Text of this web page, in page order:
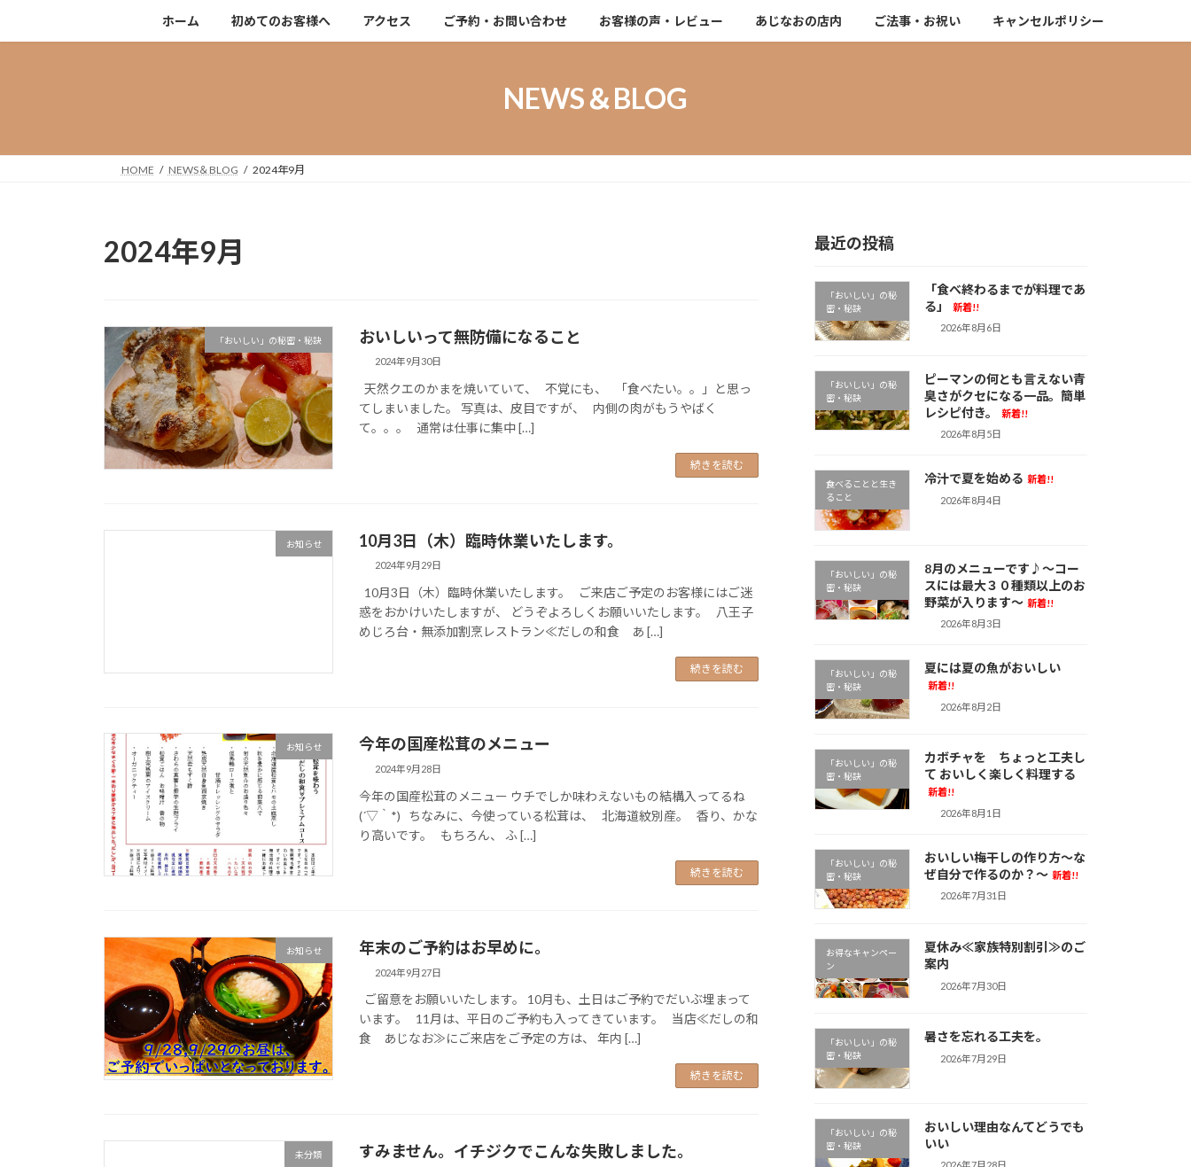
キ
に
ホーム 初めてのお客様へ アクセス ご予約・お問い合わせ お客様の声・レビュー あじなおの店内 ご法事・お祝い キャンセルポリシー
NEWS＆BLOG
HOME NEWS＆BLOG 2024年9月
2024年9月
「おいしい」の秘密・秘訣 おいしいって無防備になること
2024年9月30日
天然クエのかまを焼いていて、 不覚にも、 「食べたい。。」と思っ
てしまいました。 写真は、皮目ですが、 内側の肉がもうやばく
て。。。 通常は仕事に集中 […]
続きを読む
お知らせ 10月3日（木）臨時休業いたします。
2024年9月29日
10月3日（木）臨時休業いたします。 ご来店ご予定のお客様にはご迷
惑をおかけいたしますが、 どうぞよろしくお願いいたします。 八王子
めじろ台・無添加割烹レストラン≪だしの和食 あ […]
続きを読む
お知らせ 今年の国産松茸のメニュー
2024年9月28日
今年の国産松茸のメニュー ウチでしか味わえないもの結構入ってるね
(´▽｀*) ちなみに、今使っている松茸は、 北海道紋別産。 香り、かな
り高いです。 もちろん、 ふ […]
続きを読む
お知らせ 年末のご予約はお早めに。
2024年9月27日
ご留意をお願いいたします。 10月も、土日はご予約でだいぶ埋まって
います。 11月は、平日のご予約も入ってきています。 当店≪だしの和
食 あじなお≫にご来店をご予定の方は、 年内 […]
続きを読む
未分類 すみません。イチジクでこんな失敗しました。
最近の投稿
「おいしい」の秘
密・秘訣
「食べ終わるまでが料理であ
る」
新着!!
2026年8月6日
「おいしい」の秘
密・秘訣
ピーマンの何とも言えない青
臭さがクセになる一品。簡単
レシピ付き。
新着!!
2026年8月5日
食べることと生き
ること
冷汁で夏を始める 新着!!
2026年8月4日
「おいしい」の秘
密・秘訣
8月のメニューです♪～コー
スには最大３０種類以上のお
野菜が入ります～ 新着!!
2026年8月3日
「おいしい」の秘
密・秘訣
夏には夏の魚がおいしい
新着!!
2026年8月2日
「おいしい」の秘
密・秘訣
カボチャを ちょっと工夫し
て おいしく楽しく料理する
新着!!
2026年8月1日
「おいしい」の秘
密・秘訣
おいしい梅干しの作り方～な
ぜ自分で作るのか？～ 新着!!
2026年7月31日
お得なキャンペー
ン
夏休み≪家族特別割引≫のご
案内
2026年7月30日
「おいしい」の秘
密・秘訣
暑さを忘れる工夫を。
2026年7月29日
「おいしい」の秘
密・秘訣
おいしい理由なんてどうでも
いい